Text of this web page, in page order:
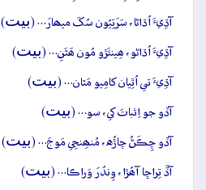
آڌِيءَ اُڌاڻا، سَرَتِيُون سُکَ ميھارَ… (بيت)
آڌِيءَ اُڌاڻو، ھِينئَڙو مُون ھَٿَنِ… (بيت)
آڌِيءَ تي اُٿِيان کامِيو مَٿان… (بيت)
آڏو جو اِثباتَ کي، سو… (بيت)
آڏو چِڪَڻُ چاڙُه، مُنھِنجِي مَوجَ… (بيت)
آڏَ تِراڇا آھُڙا، وِندُرَ وَراڪا… (بيت)